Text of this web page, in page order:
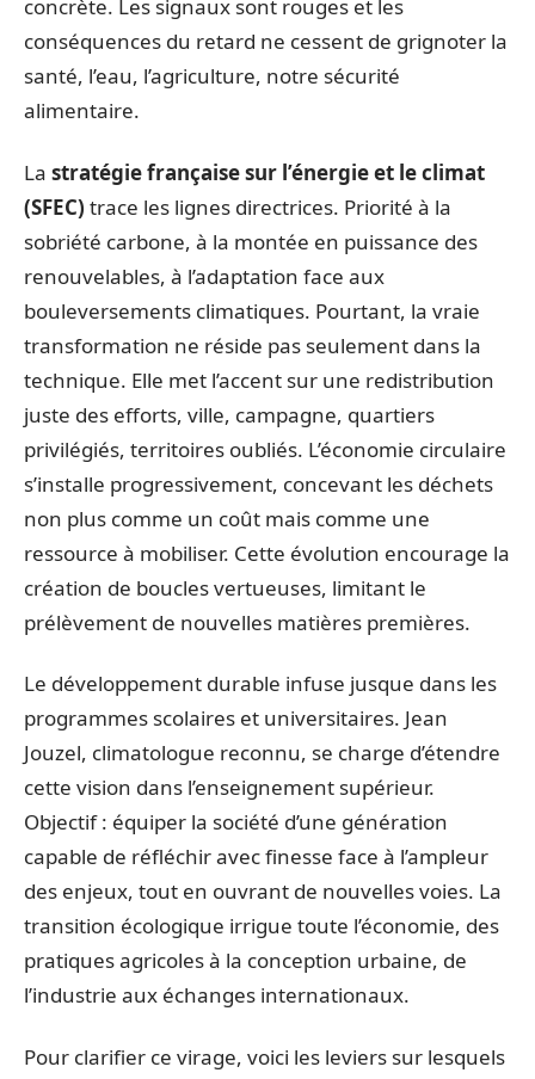
concrète. Les signaux sont rouges et les
conséquences du retard ne cessent de grignoter la
santé, l’eau, l’agriculture, notre sécurité
alimentaire.
La stratégie française sur l’énergie et le climat
(SFEC) trace les lignes directrices. Priorité à la
sobriété carbone, à la montée en puissance des
renouvelables, à l’adaptation face aux
bouleversements climatiques. Pourtant, la vraie
transformation ne réside pas seulement dans la
technique. Elle met l’accent sur une redistribution
juste des efforts, ville, campagne, quartiers
privilégiés, territoires oubliés. L’économie circulaire
s’installe progressivement, concevant les déchets
non plus comme un coût mais comme une
ressource à mobiliser. Cette évolution encourage la
création de boucles vertueuses, limitant le
prélèvement de nouvelles matières premières.
Le développement durable infuse jusque dans les
programmes scolaires et universitaires. Jean
Jouzel, climatologue reconnu, se charge d’étendre
cette vision dans l’enseignement supérieur.
Objectif : équiper la société d’une génération
capable de réfléchir avec finesse face à l’ampleur
des enjeux, tout en ouvrant de nouvelles voies. La
transition écologique irrigue toute l’économie, des
pratiques agricoles à la conception urbaine, de
l’industrie aux échanges internationaux.
Pour clarifier ce virage, voici les leviers sur lesquels